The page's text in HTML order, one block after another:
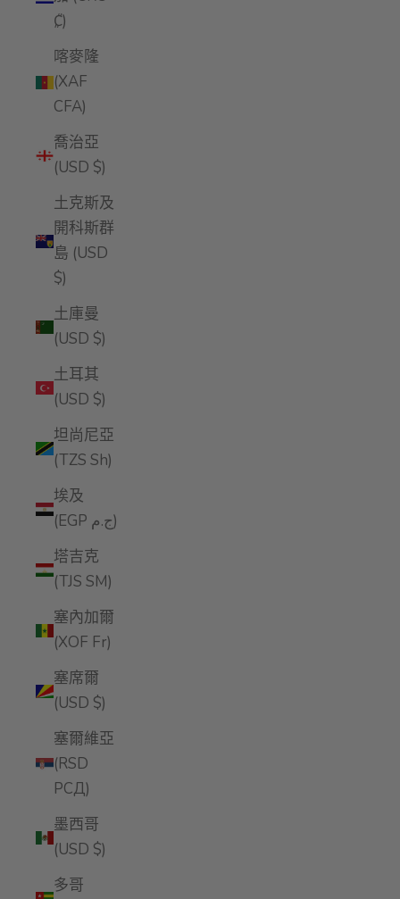
₡)
喀麥隆
(XAF
CFA)
喬治亞
(USD $)
土克斯及
開科斯群
島 (USD
$)
土庫曼
(USD $)
土耳其
(USD $)
坦尚尼亞
(TZS Sh)
埃及
(EGP ج.م)
塔吉克
(TJS ЅМ)
塞內加爾
(XOF Fr)
塞席爾
(USD $)
塞爾維亞
(RSD
РСД)
墨西哥
(USD $)
多哥